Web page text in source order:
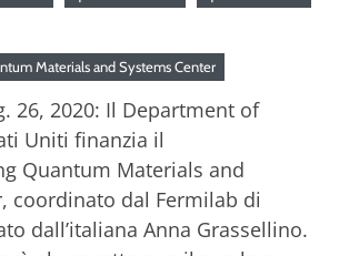
Materials and Systems Center
26, 2020: Il Department of
Uniti finanzia il
Quantum Materials and
coordinato dal Fermilab di
dall’italiana Anna Grassellino.